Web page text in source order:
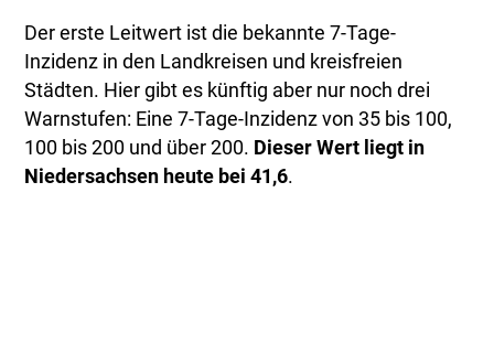
Der erste Leitwert ist die bekannte 7-Tage-
Inzidenz in den Landkreisen und kreisfreien
Städten. Hier gibt es künftig aber nur noch drei
Warnstufen: Eine 7-Tage-Inzidenz von 35 bis 100,
100 bis 200 und über 200. Dieser Wert liegt in
Niedersachsen heute bei 41,6.